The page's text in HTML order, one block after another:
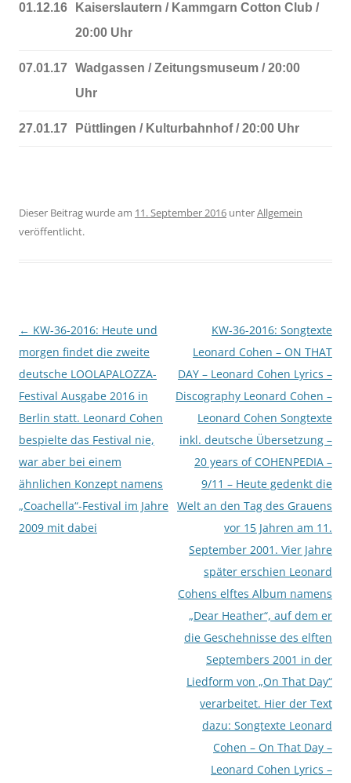
01.12.16
Kaiserslautern / Kammgarn Cotton Club /
20:00 Uhr
07.01.17 Wadgassen / Zeitungsmuseum / 20:00
Uhr
27.01.17 Püttlingen / Kulturbahnhof / 20:00 Uhr
Dieser Beitrag wurde am 11. September 2016 unterAllgemein
veröffentlicht.
Beitragsnavigation
← KW-36-2016: Heute und
morgen findet die zweite
deutsche LOOLAPALOZZA-
Festival Ausgabe 2016 in
Berlin statt. Leonard Cohen
bespielte das Festival nie,
war aber bei einem
ähnlichen Konzept namens
„Coachella“-Festival im Jahre
2009 mit dabei
KW-36-2016: Songtexte
Leonard Cohen – ON THAT
DAY – Leonard Cohen Lyrics –
Discography Leonard Cohen –
Leonard Cohen Songtexte
inkl. deutsche Übersetzung –
20 years of COHENPEDIA –
9/11 – Heute gedenkt die
Welt an den Tag des Grauens
vor 15 Jahren am 11.
September 2001. Vier Jahre
später erschien Leonard
Cohens elftes Album namens
„Dear Heather“, auf dem er
die Geschehnisse des elften
Septembers 2001 in der
Liedform von „On That Day“
verarbeitet. Hier der Text
dazu: Songtexte Leonard
Cohen – On That Day –
Leonard Cohen Lyrics –